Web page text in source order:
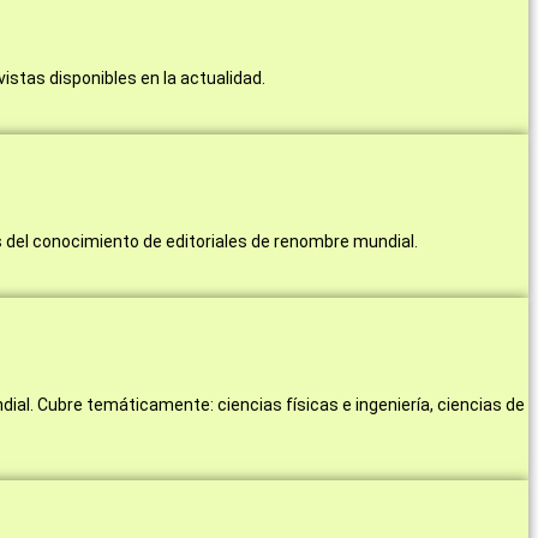
disponibles en la actualidad.
conocimiento de editoriales de renombre mundial.
Cubre temáticamente: ciencias físicas e ingeniería, ciencias de